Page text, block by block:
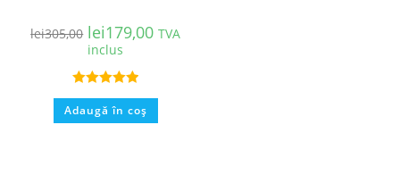
lei305,00 lei179,00 TVA
inclus
Evaluat la
5.00din 5
Adaugă în coș